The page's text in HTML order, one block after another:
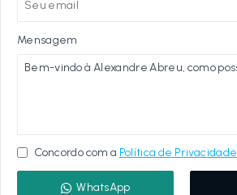
Mensagem
Concordo com a Política de Privacidade
WhatsApp